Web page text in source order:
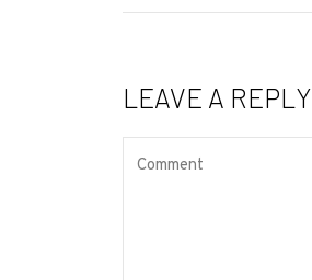
LEAVE A REPLY